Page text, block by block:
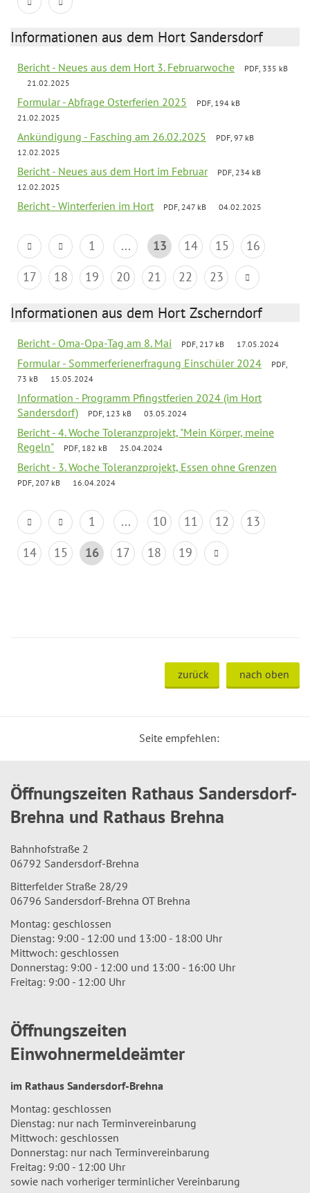
Informationen aus dem Hort Sandersdorf
Bericht - Neues aus dem Hort 3. Februarwoche
PDF, 335 kB
21.02.2025
Formular - Abfrage Osterferien 2025
PDF, 194 kB
21.02.2025
Ankündigung - Fasching am 26.02.2025
PDF, 97 kB
12.02.2025
Bericht - Neues aus dem Hort im Februar
PDF, 234 kB
12.02.2025
Bericht - Winterferien im Hort PDF, 247 kB 04.02.2025
1 ... 13 14 15
16
17
18 19 20 21 22 23
Informationen aus dem Hort Zscherndorf
Bericht - Oma-Opa-Tag am 8. Mai PDF, 217 kB 17.05.2024
Formular - Sommerferienerfragung Einschüler 2024
PDF,
73 kB
15.05.2024
Information - Programm Pfingstferien 2024 (im Hort
Sandersdorf)
PDF, 123 kB 03.05.2024
Bericht - 4. Woche Toleranzprojekt, "Mein Körper, meine
Regeln"
PDF, 182 kB 25.04.2024
Bericht - 3. Woche Toleranzprojekt, Essen ohne Grenzen
PDF, 207 kB 16.04.2024
1 ... 10 11 12
13
14
15 16 17 18 19
zurück nach oben
Seite empfehlen:
Öffnungszeiten Rathaus Sandersdorf-
Brehna und Rathaus Brehna
Bahnhofstraße 2
06792 Sandersdorf-Brehna
Bitterfelder Straße 28/29
06796 Sandersdorf-Brehna OT Brehna
Montag: geschlossen
Dienstag: 9:00 - 12:00 und 13:00 - 18:00 Uhr
Mittwoch: geschlossen
Donnerstag: 9:00 - 12:00 und 13:00 - 16:00 Uhr
Freitag: 9:00 - 12:00 Uhr
Öffnungszeiten
Einwohnermeldeämter
im Rathaus Sandersdorf-Brehna
Montag: geschlossen
Dienstag: nur nach Terminvereinbarung
Mittwoch: geschlossen
Donnerstag: nur nach Terminvereinbarung
Freitag: 9:00 - 12:00 Uhr
sowie nach vorheriger terminlicher Vereinbarung